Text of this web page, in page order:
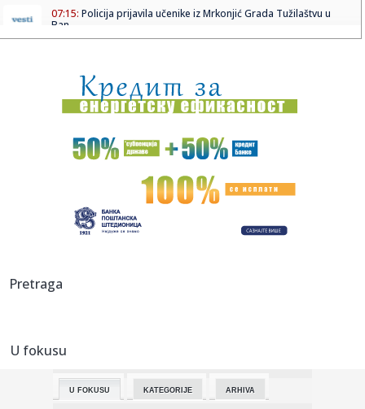
07:15: Policija prijavila učenike iz Mrkonjić Grada Tužilaštvu u
Ban...
07:13:Kolumbija dobila novog predsednika: Inauguracija uz
11.000 vojnik...
07:12:Požar uništio prostorije i dokumentaciju ekološkog
udruženja ...
Susret Vučića i Zelenskog: Ovo je program posete, evo šta
07:05:Други августовски викенд стиже у ...
nemačkih vo...
07:00:
07:00: Američko-iranski rat i “slabosti” nosača aviona
Pretraga
U fokusu
U FOKUSU KATEGORIJE ARHIVA